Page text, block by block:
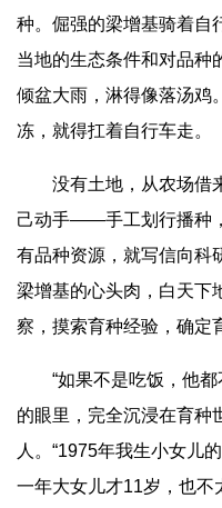
种。倔强的梁增基骑着自
当地的生态条件和对品种
倾盆大雨，淋得像落汤鸡
冻，就得扛着自行车走。
没有土地，从农场借
己动手——手工划行播种
有品种资源，就写信向科
梁增基的心头肉，白天下
察，摸索育种经验，确定
“如果不是吃饭，他
的眼里，完全沉浸在育种
人。“1975年我生小女儿
一年大女儿才11岁，也不